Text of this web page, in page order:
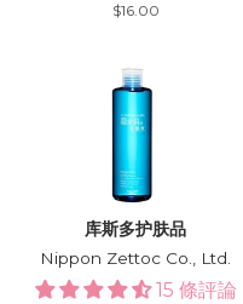
Regular
$16.00
库斯多护肤品
Nippon Zettoc Co., Ltd.
15 條評論